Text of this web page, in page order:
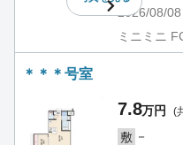
2026/08/08
ミニミニ
＊＊＊号室
7.8万円 (
敷 －